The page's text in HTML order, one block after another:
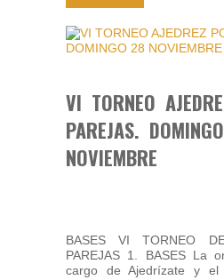
VI TORNEO
PAREJAS.
NOVIEMBRE
BASES VI TORNEO
PAREJAS 1. BASES La
cargo de Ajedrízate y el